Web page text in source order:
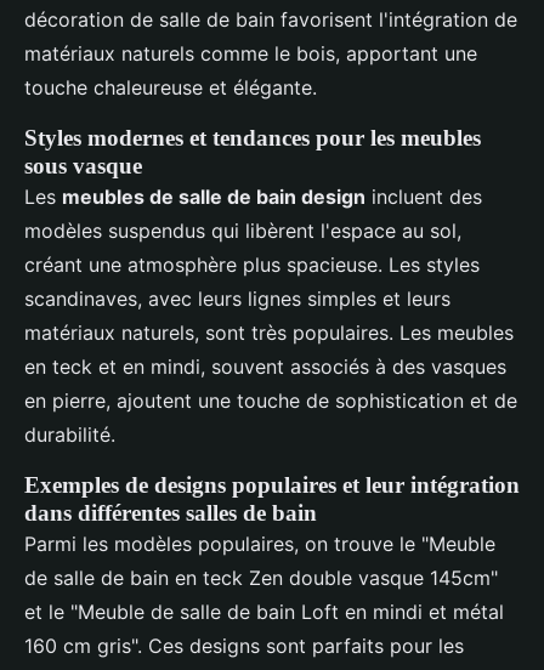
décoration de salle de bain favorisent l'intégration de
matériaux naturels comme le bois, apportant une
touche chaleureuse et élégante.
Styles modernes et tendances pour les meubles
sous vasque
Les meubles de salle de bain design incluent des
modèles suspendus qui libèrent l'espace au sol,
créant une atmosphère plus spacieuse. Les styles
scandinaves, avec leurs lignes simples et leurs
matériaux naturels, sont très populaires. Les meubles
en teck et en mindi, souvent associés à des vasques
en pierre, ajoutent une touche de sophistication et de
durabilité.
Exemples de designs populaires et leur intégration
dans différentes salles de bain
Parmi les modèles populaires, on trouve le "Meuble
de salle de bain en teck Zen double vasque 145cm"
et le "Meuble de salle de bain Loft en mindi et métal
160 cm gris". Ces designs sont parfaits pour les